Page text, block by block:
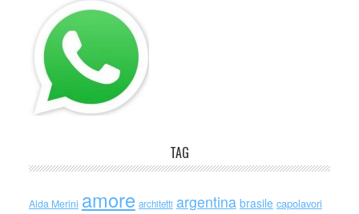
TAG
Alda Merini amore architetti argentina brasile capolavori